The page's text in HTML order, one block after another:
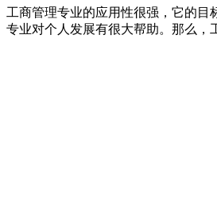
工商管理专业的应用性很强，它的
专业对个人发展有很大帮助。那么，